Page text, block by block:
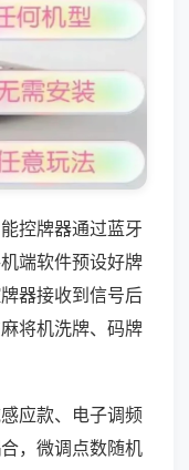
控牌器通过蓝牙
端软件预设好牌
器接收到信号后
将机洗牌、码牌
应款、电子调频
，微调点数随机